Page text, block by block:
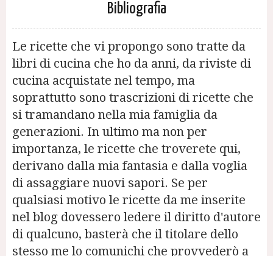
Bibliografia
Le ricette che vi propongo sono tratte da
libri di cucina che ho da anni, da riviste di
cucina acquistate nel tempo, ma
soprattutto sono trascrizioni di ricette che
si tramandano nella mia famiglia da
generazioni. In ultimo ma non per
importanza, le ricette che troverete qui,
derivano dalla mia fantasia e dalla voglia
di assaggiare nuovi sapori. Se per
qualsiasi motivo le ricette da me inserite
nel blog dovessero ledere il diritto d'autore
di qualcuno, basterà che il titolare dello
stesso me lo comunichi che provvederò a